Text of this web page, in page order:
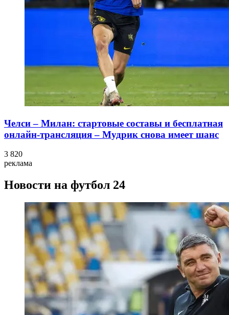
Челси – Милан: стартовые составы и бесплатная
онлайн-трансляция – Мудрик снова имеет шанс
3 820
реклама
Новости на футбол 24